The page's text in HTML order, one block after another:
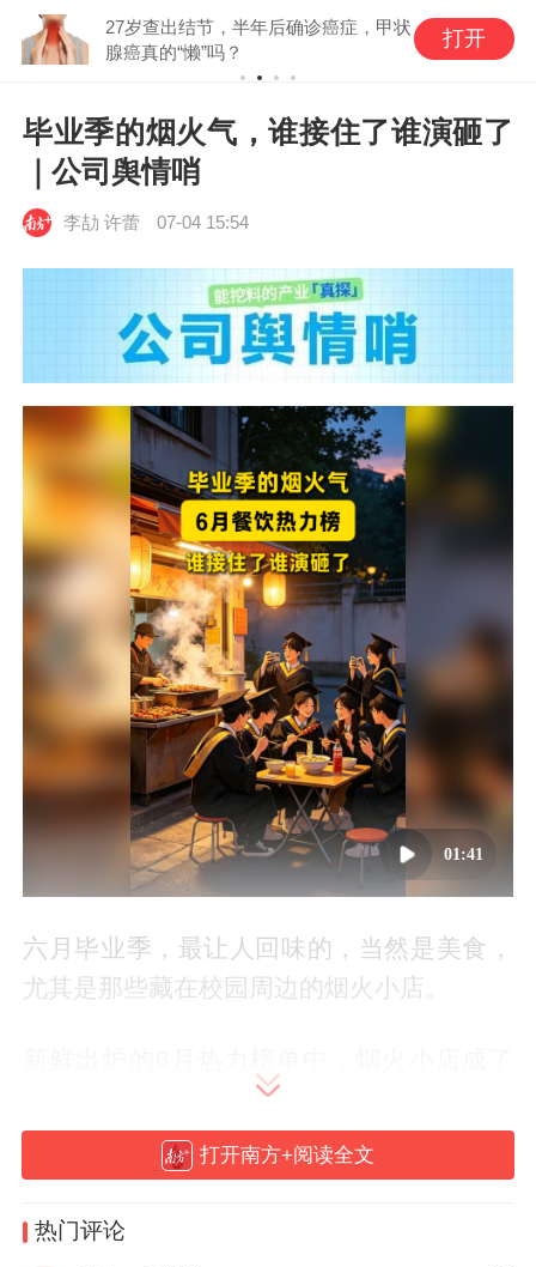
27岁查出结节，半年后确诊癌症，甲状
腺癌真的“懒”吗？
打开
毕业季的烟火气，谁接住了谁演砸了
｜公司舆情哨
李劼 许蕾 07-04 15:54
01:41
六月毕业季，最让人回味的，当然是美食，
尤其是那些藏在校园周边的烟火小店。
有人靠情怀起家却因失信翻车——鹅腿阿姨
景；有人被流量砸中却急流勇退——南方医
打开南方+阅读全文
热门评论